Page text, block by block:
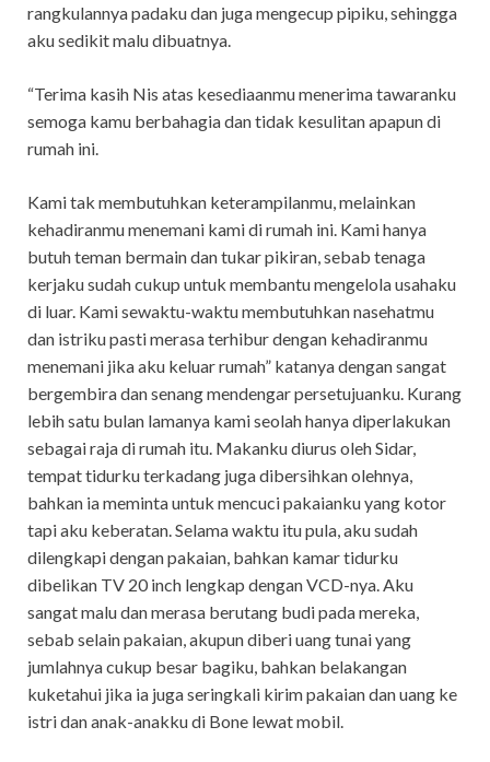
rangkulannya padaku dan juga mengecup pipiku, sehingga
aku sedikit malu dibuatnya.
“Terima kasih Nis atas kesediaanmu menerima tawaranku
semoga kamu berbahagia dan tidak kesulitan apapun di
rumah ini.
Kami tak membutuhkan keterampilanmu, melainkan
kehadiranmu menemani kami di rumah ini. Kami hanya
butuh teman bermain dan tukar pikiran, sebab tenaga
kerjaku sudah cukup untuk membantu mengelola usahaku
di luar. Kami sewaktu-waktu membutuhkan nasehatmu
dan istriku pasti merasa terhibur dengan kehadiranmu
menemani jika aku keluar rumah” katanya dengan sangat
bergembira dan senang mendengar persetujuanku. Kurang
lebih satu bulan lamanya kami seolah hanya diperlakukan
sebagai raja di rumah itu. Makanku diurus oleh Sidar,
tempat tidurku terkadang juga dibersihkan olehnya,
bahkan ia meminta untuk mencuci pakaianku yang kotor
tapi aku keberatan. Selama waktu itu pula, aku sudah
dilengkapi dengan pakaian, bahkan kamar tidurku
dibelikan TV 20 inch lengkap dengan VCD-nya. Aku
sangat malu dan merasa berutang budi pada mereka,
sebab selain pakaian, akupun diberi uang tunai yang
jumlahnya cukup besar bagiku, bahkan belakangan
kuketahui jika ia juga seringkali kirim pakaian dan uang ke
istri dan anak-anakku di Bone lewat mobil.